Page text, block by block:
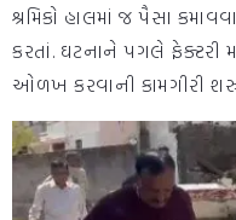
શ્રમિકો હાલમાં જ પૈસા
કરતાં. ઘટનાને પગલે ફેક્ટરી
ઓળખ કરવાની કામગીરી